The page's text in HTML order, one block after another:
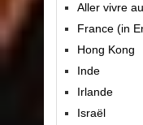
Aller vivre
France (in
Hong Kong
Inde
Irlande
Israël